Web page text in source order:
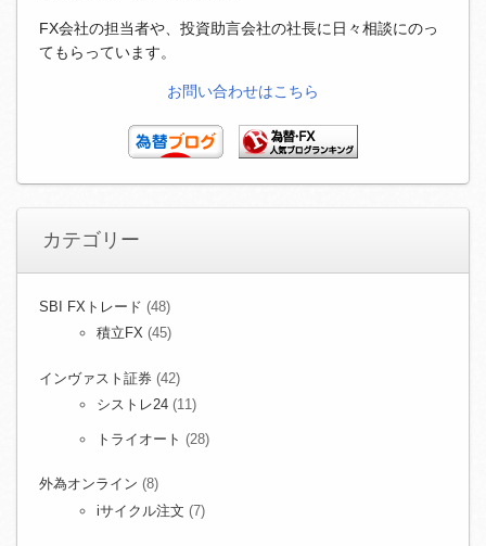
FX会社の担当者や、投資助言会社の社長に日々相談にのっ
てもらっています。
お問い合わせはこちら
カテゴリー
SBI FXトレード (48)
積立FX (45)
インヴァスト証券 (42)
シストレ24 (11)
トライオート (28)
外為オンライン (8)
iサイクル注文 (7)